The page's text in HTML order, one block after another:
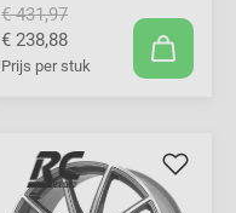
€ 431,97
€ 238,88
Prijs per stuk